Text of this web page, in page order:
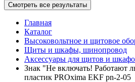
Смотреть все результаты
Главная
Каталог
Высоковольтное и щитовое
Щиты и шкафы, шинопровод
Аксессуары для щитов и
Знак "Не включать! Работают
пластик PROxima EKF pn-2-05